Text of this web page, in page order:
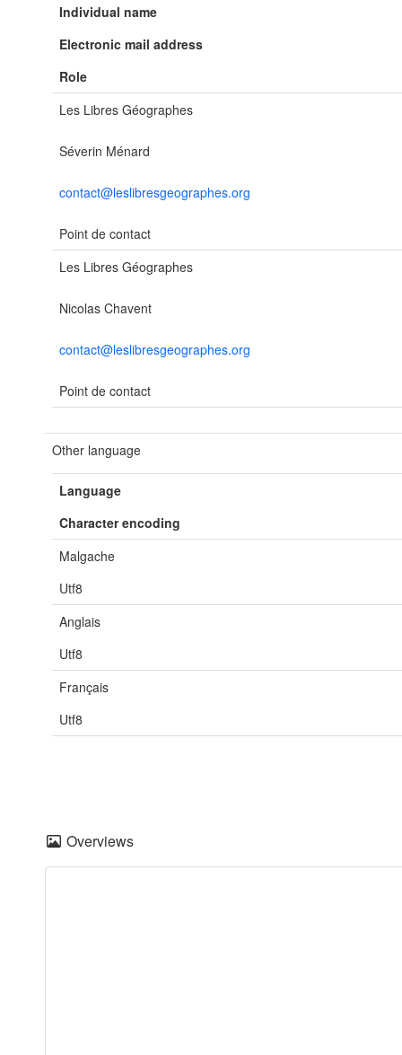
Individual name
Electronic mail address
Role
Les Libres Géographes
Séverin Ménard
contact@leslibresgeographes.org
Point de contact
Les Libres Géographes
Nicolas Chavent
contact@leslibresgeographes.org
Point de contact
Other language
Language
Character encoding
Malgache
Utf8
Anglais
Utf8
Français
Utf8
Overviews